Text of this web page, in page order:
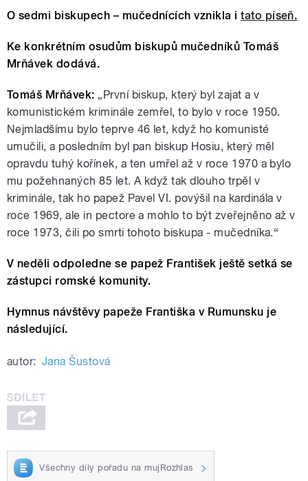
O sedmi biskupech – mučednících vznikla itato píseň.
Ke konkrétním osudům biskupů mučedníků Tomáš
Mrňávek dodává.
Tomáš Mrňávek: „První biskup, který byl zajat a v
komunistickém kriminále zemřel, to bylo v roce 1950.
Nejmladšímu bylo teprve 46 let, když ho komunisté
umučili, a posledním byl pan biskup Hosiu, který měl
opravdu tuhý kořínek, a ten umřel až v roce 1970 a bylo
mu požehnaných 85 let. A když tak dlouho trpěl v
kriminále, tak ho papež Pavel VI. povýšil na kardinála v
roce 1969, ale in pectore a mohlo to být zveřejněno až v
roce 1973, čili po smrti tohoto biskupa - mučedníka.“
V neděli odpoledne se papež František ještě setká se
zástupci romské komunity.
Hymnus návštěvy papeže Františka v Rumunsku je
následující.
autor: Jana Šustová
Všechny díly pořadu na mujRozhlas